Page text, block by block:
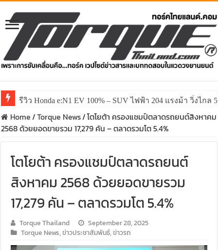
รีวิว Honda e:N1 EV 100% – SUV ไฟฟ้า 204 แรงม้า วิ่งไกล
Home/Torque News/โตโยต้า ครองแชมป์ตลาดรถยนต์สิงหาคม
2568 ด้วยยอดขายรวม 17,279 คัน – ตลาดรวมโต 5.4%
โตโยต้า ครองแชมป์ตลาดรถยนต์
สิงหาคม 2568 ด้วยยอดขายรวม
17,279 คัน – ตลาดรวมโต 5.4%
Torque Thailand
September 28, 2025
Torque News,ข่าวประชาสัมพันธ์,ข่าวรถ